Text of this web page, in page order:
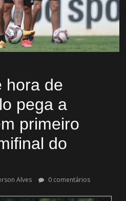
hora de
pega a
primeiro
do
Alves 0 comentários